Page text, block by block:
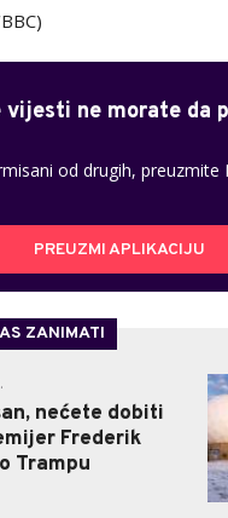
vijesti ne morate da
od drugih, preuzmite
PREUZMI APLIKACIJU
ZANIMATI
nećete dobiti
Frederik
Trampu